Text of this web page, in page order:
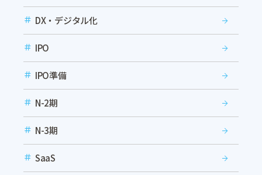
DX・デジタル化
IPO
IPO準備
N-2期
N-3期
SaaS